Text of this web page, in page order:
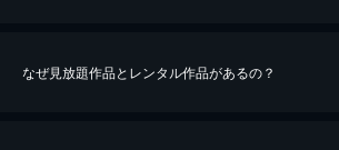
なぜ見放題作品とレンタル作品があるの？